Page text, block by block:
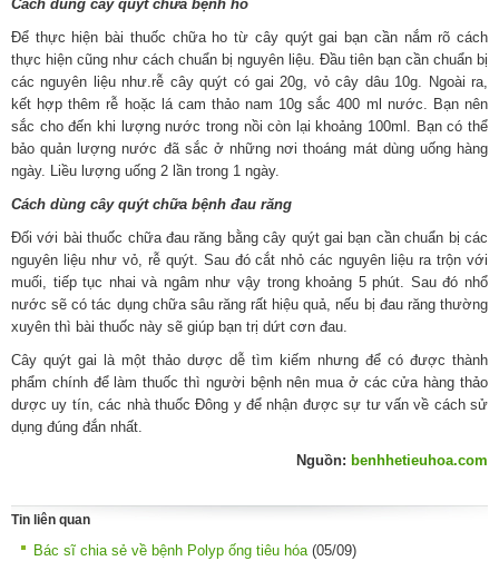
Cách dùng cây quýt chữa bệnh ho
Để thực hiện bài thuốc chữa ho từ cây quýt gai bạn cần nắm rõ cách
thực hiện cũng như cách chuẩn bị nguyên liệu. Đầu tiên bạn cần chuẩn bị
các nguyên liệu như.rễ cây quýt có gai 20g, vỏ cây dâu 10g. Ngoài ra,
kết hợp thêm rễ hoặc lá cam thảo nam 10g sắc 400 ml nước. Bạn nên
sắc cho đến khi lượng nước trong nồi còn lại khoảng 100ml. Bạn có thể
bảo quản lượng nước đã sắc ở những nơi thoáng mát dùng uống hàng
ngày. Liều lượng uống 2 lần trong 1 ngày.
Cách dùng cây quýt chữa bệnh đau răng
Đối với bài thuốc chữa đau răng bằng cây quýt gai bạn cần chuẩn bị các
nguyên liệu như vỏ, rễ quýt. Sau đó cắt nhỏ các nguyên liệu ra trộn với
muối, tiếp tục nhai và ngâm như vậy trong khoảng 5 phút. Sau đó nhổ
nước sẽ có tác dụng chữa sâu răng rất hiệu quả, nếu bị đau răng thường
xuyên thì bài thuốc này sẽ giúp bạn trị dứt cơn đau.
Cây quýt gai là một thảo dược dễ tìm kiếm nhưng để có được thành
phẩm chính để làm thuốc thì người bệnh nên mua ở các cửa hàng thảo
dược uy tín, các nhà thuốc Đông y để nhận được sự tư vấn về cách sử
dụng đúng đắn nhất.
Nguồn: benhhetieuhoa.com
Tin liên quan
Bác sĩ chia sẻ về bệnh Polyp ống tiêu hóa(05/09)